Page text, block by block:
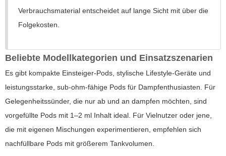
Verbrauchsmaterial entscheidet auf lange Sicht mit über die
Folgekosten.
Beliebte Modellkategorien und Einsatzszenarien
Es gibt kompakte Einsteiger-Pods, stylische Lifestyle-Geräte und
leistungsstarke, sub-ohm-fähige Pods für Dampfenthusiasten. Für
Gelegenheitssünder, die nur ab und an dampfen möchten, sind
vorgefüllte Pods mit 1–2 ml Inhalt ideal. Für Vielnutzer oder jene,
die mit eigenen Mischungen experimentieren, empfehlen sich
nachfüllbare Pods mit größerem Tankvolumen.